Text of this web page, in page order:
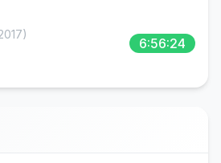
6:56:24